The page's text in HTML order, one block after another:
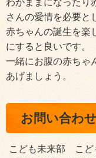
わがままになったり
さんの愛情を必要と
赤ちゃんの誕生を楽
にすると良いです。
一緒にお腹の赤ちゃ
あげましょう。
お問い合わせ
こども未来部 こど